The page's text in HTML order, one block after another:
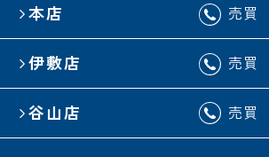
本店 売買
伊敷店 売買
谷山店 売買